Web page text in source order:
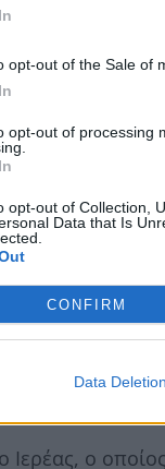
opt-out of the Sale of
opt-out of processing
opt-out of Collection,
Data that Is
CONFIRM
Data Deletion
το
και η
λόγο οι
ο